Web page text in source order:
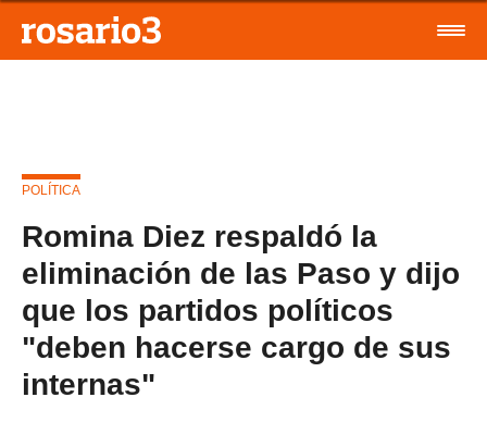
POLÍTICA
Romina Diez respaldó la
eliminación de las Paso y dijo
que los partidos políticos
"deben hacerse cargo de sus
internas"